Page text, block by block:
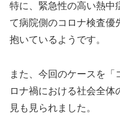
特に、緊急性の高い熱中
て病院側のコロナ検査優
抱いているようです。
また、今回のケースを「
ロナ禍における社会全
見も見られました。